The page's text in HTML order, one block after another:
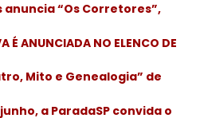
anuncia “Os Corretores”,
É ANUNCIADA NO ELENCO DE
Mito e Genealogia” de
a ParadaSP convida o